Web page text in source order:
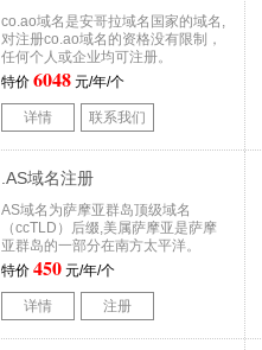
co.ao域名是安哥拉域名国家的域名,
对注册co.ao域名的资格没有限制，
任何个人或企业均可注册。
特价 6048 元/年/个
详情 联系我们
.AS域名注册
AS域名为萨摩亚群岛顶级域名
（ccTLD）后缀,美属萨摩亚是萨摩
亚群岛的一部分在南方太平洋。
特价 450 元/年/个
详情 注册